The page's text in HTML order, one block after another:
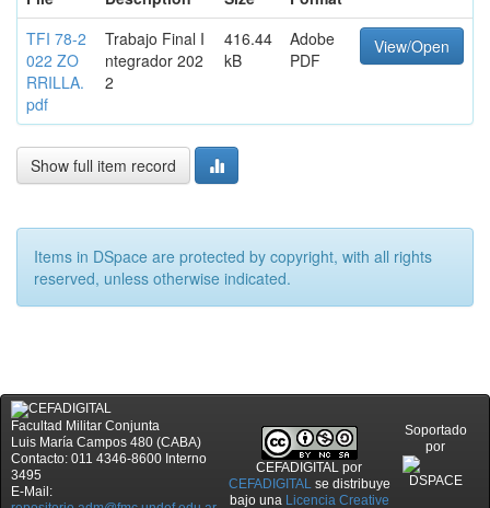
TFI 78-2
022 ZO
RRILLA.
pdf
Trabajo Final I
ntegrador 202
2
416.44
kB
Adobe
PDF
View/Open
Show full item record
Items in DSpace are protected by copyright, with all rights
reserved, unless otherwise indicated.
Facultad Militar Conjunta
Luis María Campos 480 (CABA)
Contacto: 011 4346-8600 Interno
3495
E-Mail:
CEFADIGITAL por
CEFADIGITALse distribuye
bajo una Licencia Creative
Soportado
por